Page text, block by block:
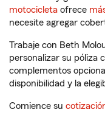
motocicleta ofrece
necesite agregar
Trabaje con Beth
personalizar su póliza
complementos
disponibilidad y la
Comience su